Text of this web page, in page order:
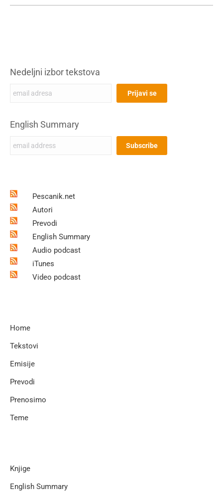
Nedeljni izbor tekstova
English Summary
Pescanik.net
Autori
Prevodi
English Summary
Audio podcast
iTunes
Video podcast
Home
Tekstovi
Emisije
Prevodi
Prenosimo
Teme
Knjige
English Summary